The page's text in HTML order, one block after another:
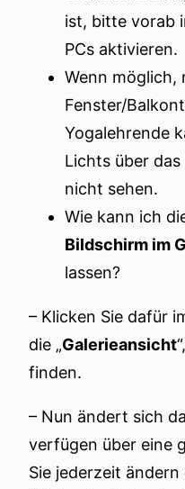
ist, bitte vorab
PCs aktivieren.
Wenn möglich,
Fenster/
Yogalehrende
Lichts über
nicht sehen.
Wie kann ich
Bildschirm im
lassen?
– Klicken Sie dafür
die „Galerieansicht
finden.
– Nun ändert sich
verfügen über eine
Sie jederzeit